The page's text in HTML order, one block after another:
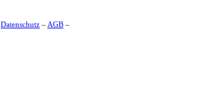
Datenschutz – AGB –